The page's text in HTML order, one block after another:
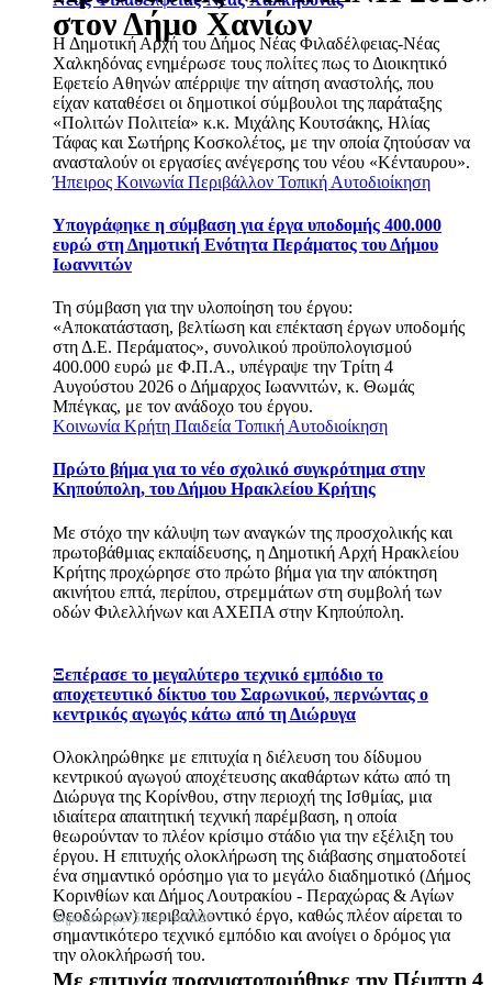
Η Δημοτική Αρχή του Δήμος Νέας Φιλαδέλφειας-Νέας
Χαλκηδόνας ενημέρωσε τους πολίτες πως το Διοικητικό
Εφετείο Αθηνών απέρριψε την αίτηση αναστολής, που
είχαν καταθέσει οι δημοτικοί σύμβουλοι της παράταξης
«Πολιτών Πολιτεία» κ.κ. Μιχάλης Κουτσάκης, Ηλίας
Τάφας και Σωτήρης Κοσκολέτος, με την οποία ζητούσαν να
ανασταλούν οι εργασίες ανέγερσης του νέου «Κένταυρου».
Ήπειρος Κοινωνία Περιβάλλον Τοπική Αυτοδιοίκηση
Υπογράφηκε η σύμβαση για έργα υποδομής 400.000
ευρώ στη Δημοτική Ενότητα Περάματος του Δήμου
Ιωαννιτών
Τη σύμβαση για την υλοποίηση του έργου:
«Αποκατάσταση, βελτίωση και επέκταση έργων υποδομής
στη Δ.Ε. Περάματος», συνολικού προϋπολογισμού
400.000 ευρώ με Φ.Π.Α., υπέγραψε την Τρίτη 4
Αυγούστου 2026 ο Δήμαρχος Ιωαννιτών, κ. Θωμάς
Μπέγκας, με τον ανάδοχο του έργου.
Κοινωνία Κρήτη Παιδεία Τοπική Αυτοδιοίκηση
Πρώτο βήμα για το νέο σχολικό συγκρότημα στην
Κηπούπολη, του Δήμου Ηρακλείου Κρήτης
Με στόχο την κάλυψη των αναγκών της προσχολικής και
πρωτοβάθμιας εκπαίδευσης, η Δημοτική Αρχή Ηρακλείου
Κρήτης προχώρησε στο πρώτο βήμα για την απόκτηση
ακινήτου επτά, περίπου, στρεμμάτων στη συμβολή των
οδών Φιλελλήνων και ΑΧΕΠΑ στην Κηπούπολη.
Ξεπέρασε το μεγαλύτερο τεχνικό εμπόδιο το
αποχετευτικό δίκτυο του Σαρωνικού, περνώντας ο
κεντρικός αγωγός κάτω από τη Διώρυγα
Ολοκληρώθηκε με επιτυχία η διέλευση του δίδυμου
κεντρικού αγωγού αποχέτευσης ακαθάρτων κάτω από τη
Διώρυγα της Κορίνθου, στην περιοχή της Ισθμίας, μια
ιδιαίτερα απαιτητική τεχνική παρέμβαση, η οποία
θεωρούνταν το πλέον κρίσιμο στάδιο για την εξέλιξη του
έργου. Η επιτυχής ολοκλήρωση της διάβασης σηματοδοτεί
ένα σημαντικό ορόσημο για το μεγάλο διαδημοτικό (Δήμος
Κορινθίων και Δήμος Λουτρακίου - Περαχώρας & Αγίων
Θεοδώρων) περιβαλλοντικό έργο, καθώς πλέον αίρεται το
σημαντικότερο τεχνικό εμπόδιο και ανοίγει ο δρόμος για
την ολοκλήρωσή του.
στον Δήμο Χανίων
Δημοσιεύτηκε: 5 Ιουνίου 2026
Με επιτυχία πραγματοποιήθηκε την Πέμπτη 4